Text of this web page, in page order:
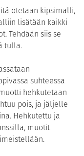
otetaan kipsimalli,
lisätään kaikki
Tehdään siis se
tulla.
suhteessa
hehkutetaan
pois, ja jäljelle
Hehkutettu ja
muotit